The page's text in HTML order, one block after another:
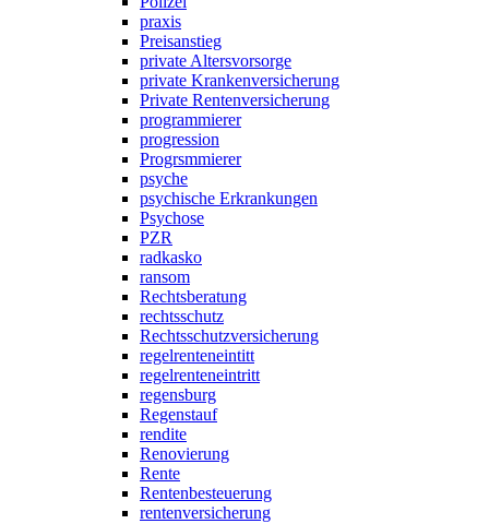
praxis
Preisanstieg
private Altersvorsorge
private Krankenversicherung
Private Rentenversicherung
programmierer
progression
Progrsmmierer
psyche
psychische Erkrankungen
Psychose
PZR
radkasko
ransom
Rechtsberatung
rechtsschutz
Rechtsschutzversicherung
regelrenteneintitt
regelrenteneintritt
regensburg
Regenstauf
rendite
Renovierung
Rente
Rentenbesteuerung
rentenversicherung